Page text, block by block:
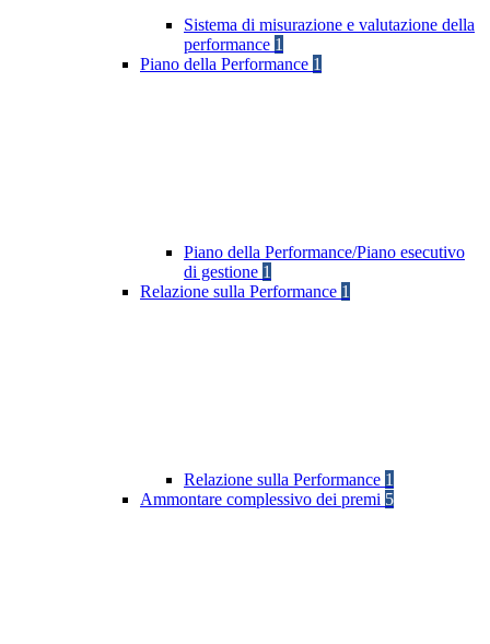
Sistema di misurazione e valutazione della
performance 1
Piano della Performance 1
Piano della Performance/Piano esecutivo
di gestione 1
Relazione sulla Performance 1
Relazione sulla Performance 1
Ammontare complessivo dei premi 5